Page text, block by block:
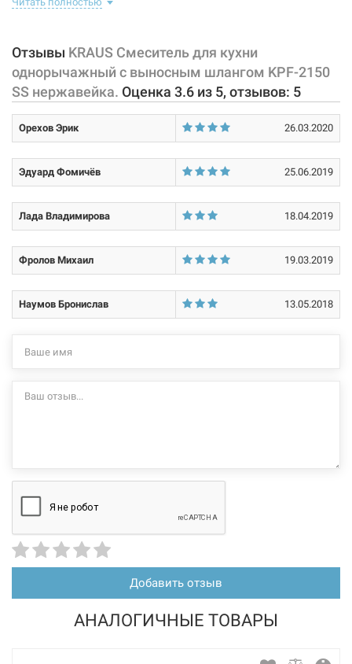
Тип затворной части:
рычага, позволяющего "запоминать" температуру воды,
смесителя - 35 мм. Смеситель вращается на 360°. В корпус встроен
армированный гибкий шланг.
Характеристики и конфигурация изделия, а также комплектация
товара могут изменяться производителем без уведомления. За
внесенные производителем изменения, магазин ответственности
Отзывы KRAUS Смеситель для кухни
однорычажный с выносным шлангом KPF-2150
SS нержавейка. Оценка 3.6 из 5, отзывов: 5
Орехов Эрик 26.03.2020
Эдуард Фомичёв 25.06.2019
Лада Владимирова 18.04.2019
Фролов Михаил 19.03.2019
Наумов Бронислав 13.05.2018
Добавить отзыв
АНАЛОГИЧНЫЕ ТОВАРЫ